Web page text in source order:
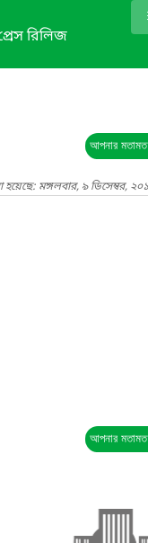
রিলিজ
আপনার
হয়েছে: মঙ্গলবার, ৯ ডিসেম্বর,
আপনার